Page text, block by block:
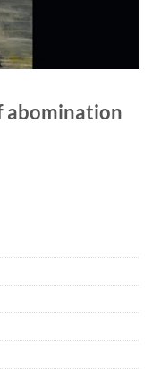
abomination